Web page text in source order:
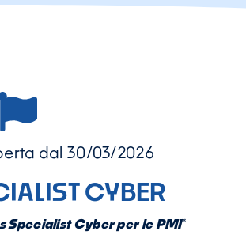
dal 30/03/2026
CYBER
Specialist Cyber per le PMI*